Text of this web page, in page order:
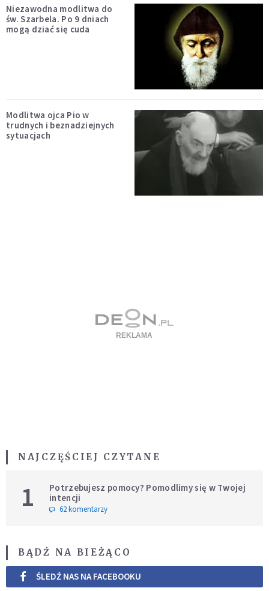
Niezawodna modlitwa do
św. Szarbela. Po 9 dniach
mogą dziać się cuda
Modlitwa ojca Pio w
trudnych i beznadziejnych
sytuacjach
NAJCZĘŚCIEJ CZYTANE
1
Potrzebujesz pomocy? Pomodlimy się w Twojej
intencji
62 komentarzy
BĄDŹ NA BIEŻĄCO
ŚLEDŹ NAS NA FACEBOOKU